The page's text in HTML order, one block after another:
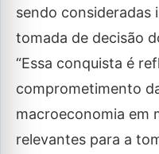
sendo consideradas
tomada de decisão
“Essa conquista é
comprometimento
macroeconomia em
relevantes para a